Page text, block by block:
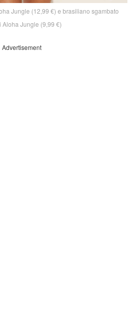
Jungle (12,99 €) e brasiliano sgambato
Aloha Jungle (9,99 €)
Advertisement